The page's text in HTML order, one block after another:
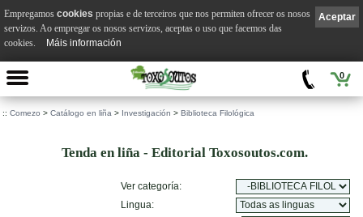
0
:: Comezo > Catálogo en liña > Investigación > Biblioteca Filológica
Tenda en liña - Editorial Toxosoutos.com.
Ver categoría:
Lingua:
Aceptar
Empregamos cookies propias e de terceiros que nos permiten ofrecer os nosos
servizos. Ao empregar os nosos servizos, aceptas o uso que facemos das
cookies.
Máis información